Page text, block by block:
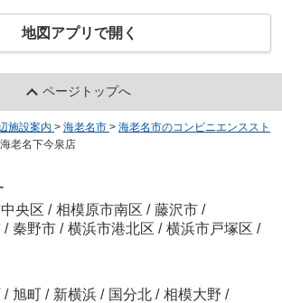
地図アプリで開く
ページトップへ
施設案内 > 海老名市 > 海老名市のコンビニエンススト
老名下今泉店
央区 / 相模原市南区 / 藤沢市 /
/ 秦野市 / 横浜市港北区 / 横浜市戸塚区 /
/ 旭町 / 新横浜 / 国分北 / 相模大野 /